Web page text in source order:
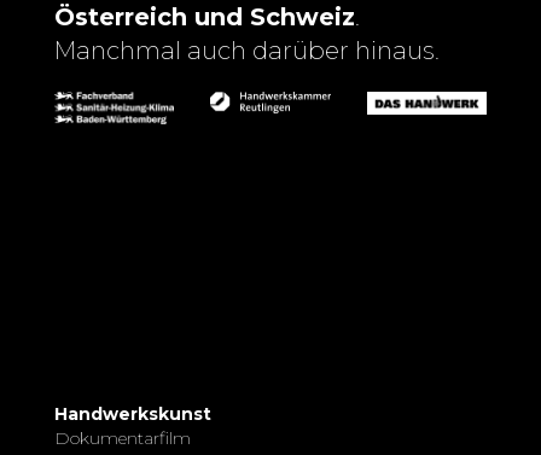
Österreich und Schweiz
Manchmal auch darüber hinaus.
Handwerkskunst
Dokumentarfilm